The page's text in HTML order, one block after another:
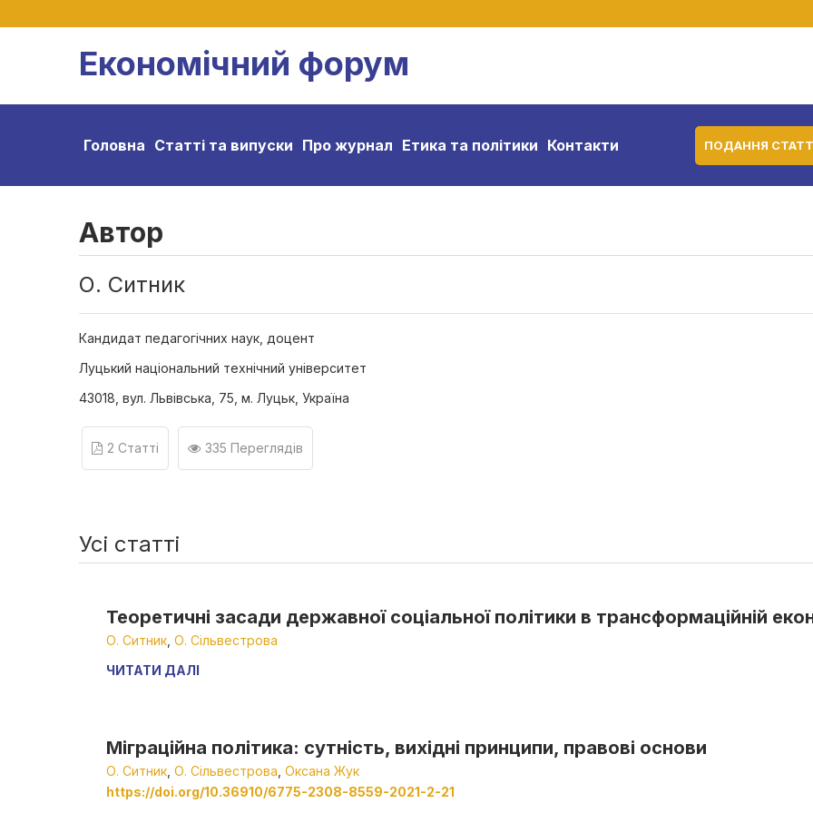
Економічний форум
Головна Статті та випуски Про журнал Етика та політики Контакти ПОДАННЯ
Автор
О. Ситник
Кандидат педагогічних наук, доцент
Луцький національний технічний університет
43018, вул. Львівська, 75, м. Луцьк, Україна
2 Статті 335 Переглядів
Усі статті
Теоретичні засади державної соціальної політики в трансформаційній
О. Ситник О. Сільвестрова
ЧИТАТИ ДАЛІ
Міграційна політика: сутність, вихідні принципи, правові основи
О. Ситник О. Сільвестрова Оксана Жук
https://doi.org/10.36910/6775-2308-8559-2021-2-21